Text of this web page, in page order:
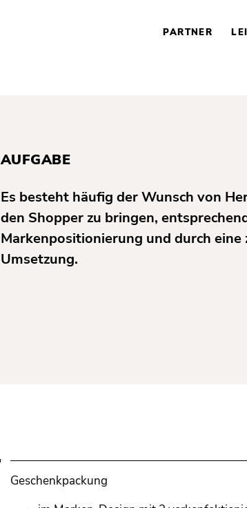
ÜBERSPRINGEN
PARTNER
AUFGABE
Es besteht häufig der Wunsch von
den Shopper zu bringen,
Markenpositionierung und durch
Umsetzung.
Geschenkpackung